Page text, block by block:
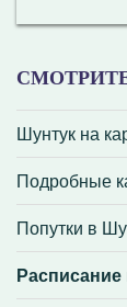
Шунтук на
Подробные
Попутки в